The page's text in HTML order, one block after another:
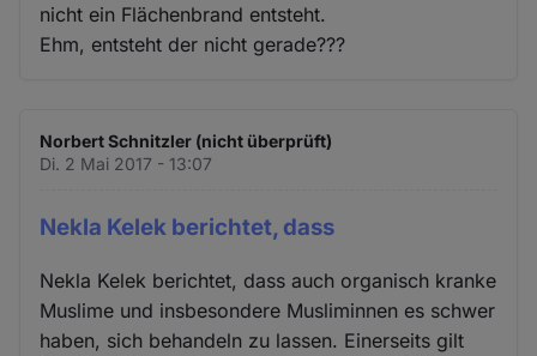
nicht ein Flächenbrand entsteht.
Ehm, entsteht der nicht gerade???
Norbert Schnitzler (nicht überprüft)
Di. 2 Mai 2017 - 13:07
Nekla Kelek berichtet, dass
Nekla Kelek berichtet, dass auch organisch kranke
Muslime und insbesondere Musliminnen es schwer
haben, sich behandeln zu lassen. Einerseits gilt